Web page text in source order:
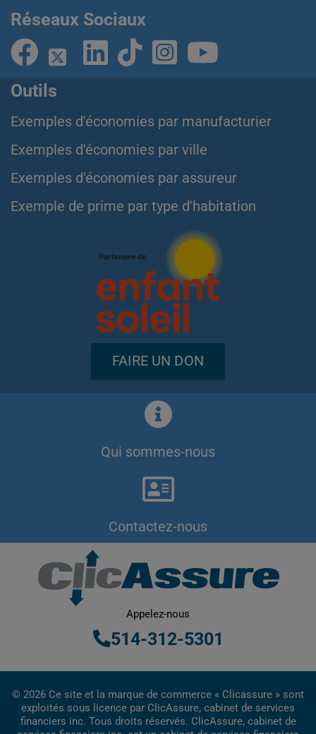
Réseaux Sociaux
Outils
Exemples d'économies par manufacturier
Exemples d'économies par ville
Exemples d'économies par assureur
Exemple de prime par type d'habitation
FAIRE UN DON
Qui sommes-nous
Contactez-nous
Appelez-nous
514-312-5301
© 2026 Ce site et la marque de commerce « Clicassure » sont
exploités sous licence par ClicAssure, cabinet de services
financiers inc. Tous droits réservés. ClicAssure, cabinet de